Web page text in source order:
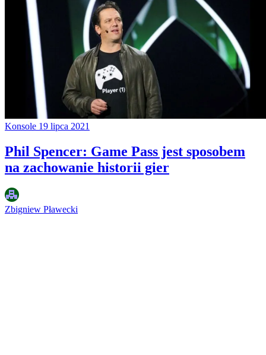
Konsole 19 lipca 2021
Phil Spencer: Game Pass jest sposobem
na zachowanie historii gier
Zbigniew Pławecki